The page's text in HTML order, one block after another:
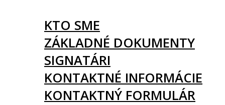
KTO SME
ZÁKLADNÉ DOKUMENTY
SIGNATÁRI
KONTAKTNÉ INFORMÁCIE
KONTAKTNÝ FORMULÁR